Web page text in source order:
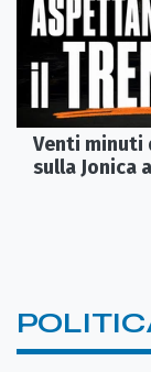
Venti minuti
sulla Jonica